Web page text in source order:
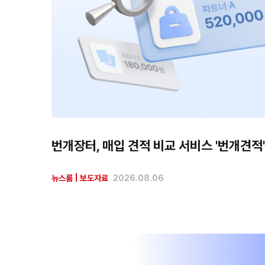
번개장터, 매입 견적 비교 서비스 '번개견
뉴스룸 보도자료 2026.08.06